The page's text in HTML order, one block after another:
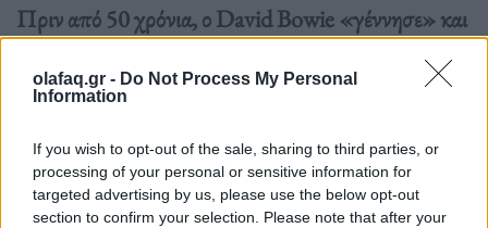
olafaq.gr - Do Not Process My Personal
Information
If you wish to opt-out of the sale, sharing to third parties, or
processing of your personal or sensitive information for
targeted advertising by us, please use the below opt-out
section to confirm your selection. Please note that after your
Πριν από 50 χρόνια, ο David Bowie «γέννησε» και
κατόπιν «σκότωσε» τον ψηλό, λεπτό και ανδρόγυνο
Αρειανό που ήρθε από το διάστημα για να σώσει την
ανθρωπότητα.
Διαβάστε περισσότερα→